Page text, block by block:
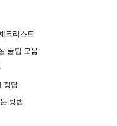
크리스트
꿀팁 모음
정답
방법